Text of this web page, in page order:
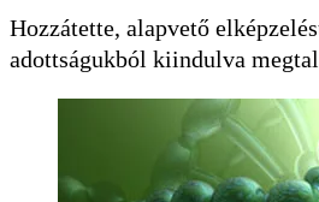
Hozzátette, alapvető
adottságukból kiindulva